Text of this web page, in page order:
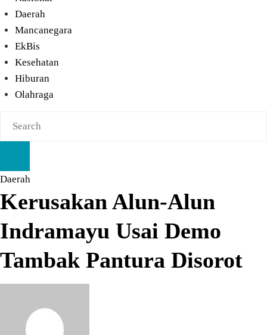
Daerah
Mancanegara
EkBis
Kesehatan
Hiburan
Olahraga
Daerah
Kerusakan Alun-Alun
Indramayu Usai Demo
Tambak Pantura Disorot